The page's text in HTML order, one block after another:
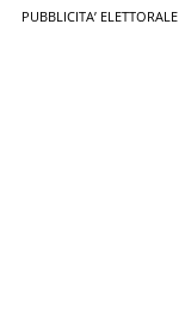
PUBBLICITA’ ELETTORALE